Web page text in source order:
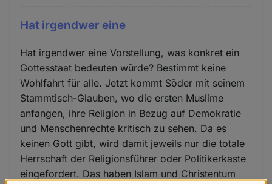
Hat irgendwer eine
Hat irgendwer eine Vorstellung, was konkret ein
Gottesstaat bedeuten würde? Bestimmt keine
Wohlfahrt für alle. Jetzt kommt Söder mit seinem
Stammtisch-Glauben, wo die ersten Muslime
anfangen, ihre Religion in Bezug auf Demokratie
und Menschenrechte kritisch zu sehen. Da es
keinen Gott gibt, wird damit jeweils nur die totale
Herrschaft der Religionsführer oder Politikerkaste
eingefordert. Das haben Islam und Christentum